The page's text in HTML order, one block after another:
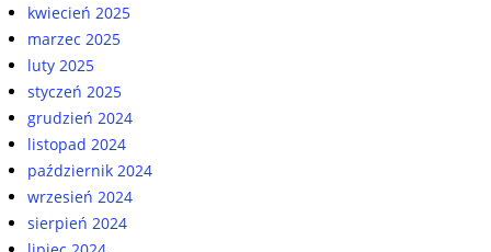
kwiecień 2025
marzec 2025
luty 2025
styczeń 2025
grudzień 2024
listopad 2024
październik 2024
wrzesień 2024
sierpień 2024